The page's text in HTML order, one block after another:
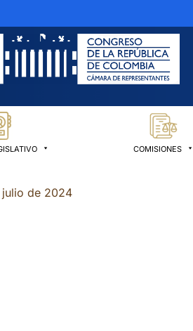
COMISIONES
julio de 2024